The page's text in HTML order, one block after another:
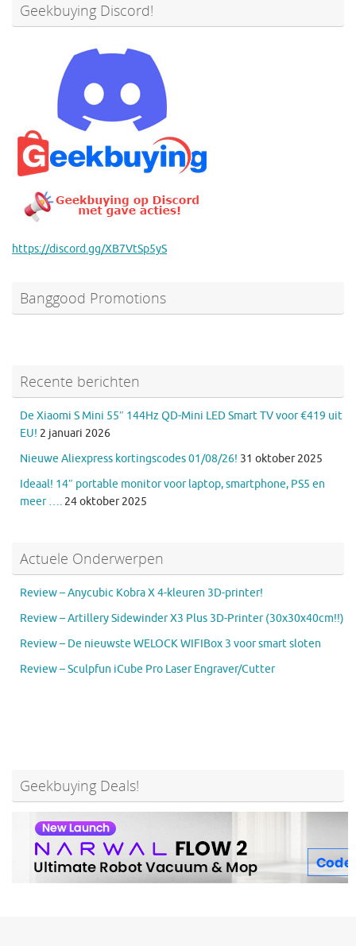
Geekbuying Discord!
https://discord.gg/XB7VtSp5yS
Banggood Promotions
Recente berichten
De Xiaomi S Mini 55″ 144Hz QD-Mini LED Smart TV voor €419 uit
EU! 2 januari 2026
Nieuwe Aliexpress kortingscodes 01/08/26! 31 oktober 2025
Ideaal! 14″ portable monitor voor laptop, smartphone, PS5 en
meer …. 24 oktober 2025
Actuele Onderwerpen
Review – Anycubic Kobra X 4-kleuren 3D-printer!
Review – Artillery Sidewinder X3 Plus 3D-Printer (30x30x40cm!!)
Review – De nieuwste WELOCK WIFIBox 3 voor smart sloten
Review – Sculpfun iCube Pro Laser Engraver/Cutter
Geekbuying Deals!